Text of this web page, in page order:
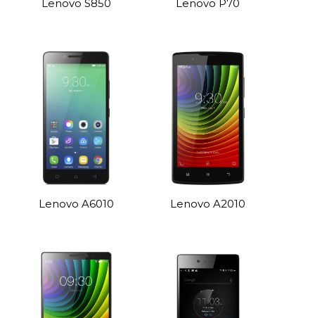
Lenovo S850 Lenovo P70
Lenovo A6010 Lenovo A2010